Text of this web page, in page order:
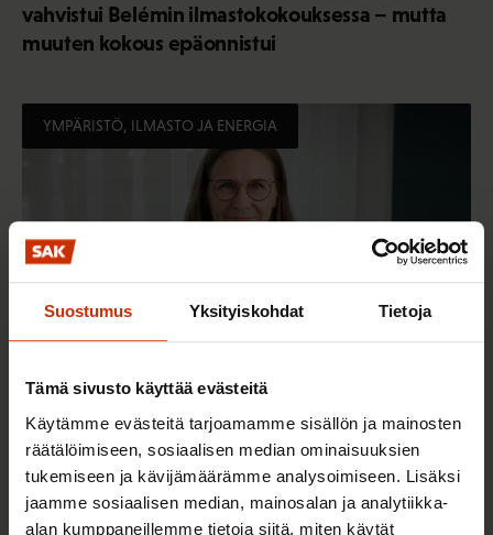
Suostumus Yksityiskohdat Tietoja
Tämä sivusto käyttää evästeitä
Käytämme evästeitä tarjoamamme sisällön ja mainosten
räätälöimiseen, sosiaalisen median ominaisuuksien
tukemiseen ja kävijämäärämme analysoimiseen. Lisäksi
jaamme sosiaalisen median, mainosalan ja analytiikka-
alan kumppaneillemme tietoja siitä, miten käytät
vahvistui Belémin ilmastokokouksessa – mutta
muuten kokous epäonnistui
YMPÄRISTÖ, ILMASTO JA ENERGIA
10.11.2025Pia Björkbacka
Belémin ilmastokokouksessa on kuultava viimein
myös työntekijöiden tarpeita